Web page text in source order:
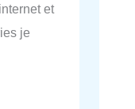
et
je